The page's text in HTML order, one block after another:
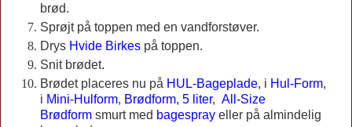
brød.
Sprøjt på toppen med en vandforstøver.
Drys Hvide Birkes på toppen.
Snit brødet.
Brødet placeres nu på HUL-Bageplade, i Hul-Form,
i Mini-Hulform, Brødform, 5 liter, All-Size
Brødform smurt med bagespray eller på almindelig